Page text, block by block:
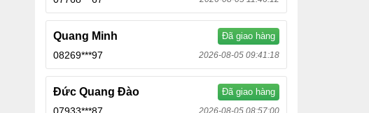
Quang Minh Đã giao hàng
08269***97 2026-08-05 09:41:18
Đức Quang Đào Đã giao hàng
2026-08-05 08:57:00